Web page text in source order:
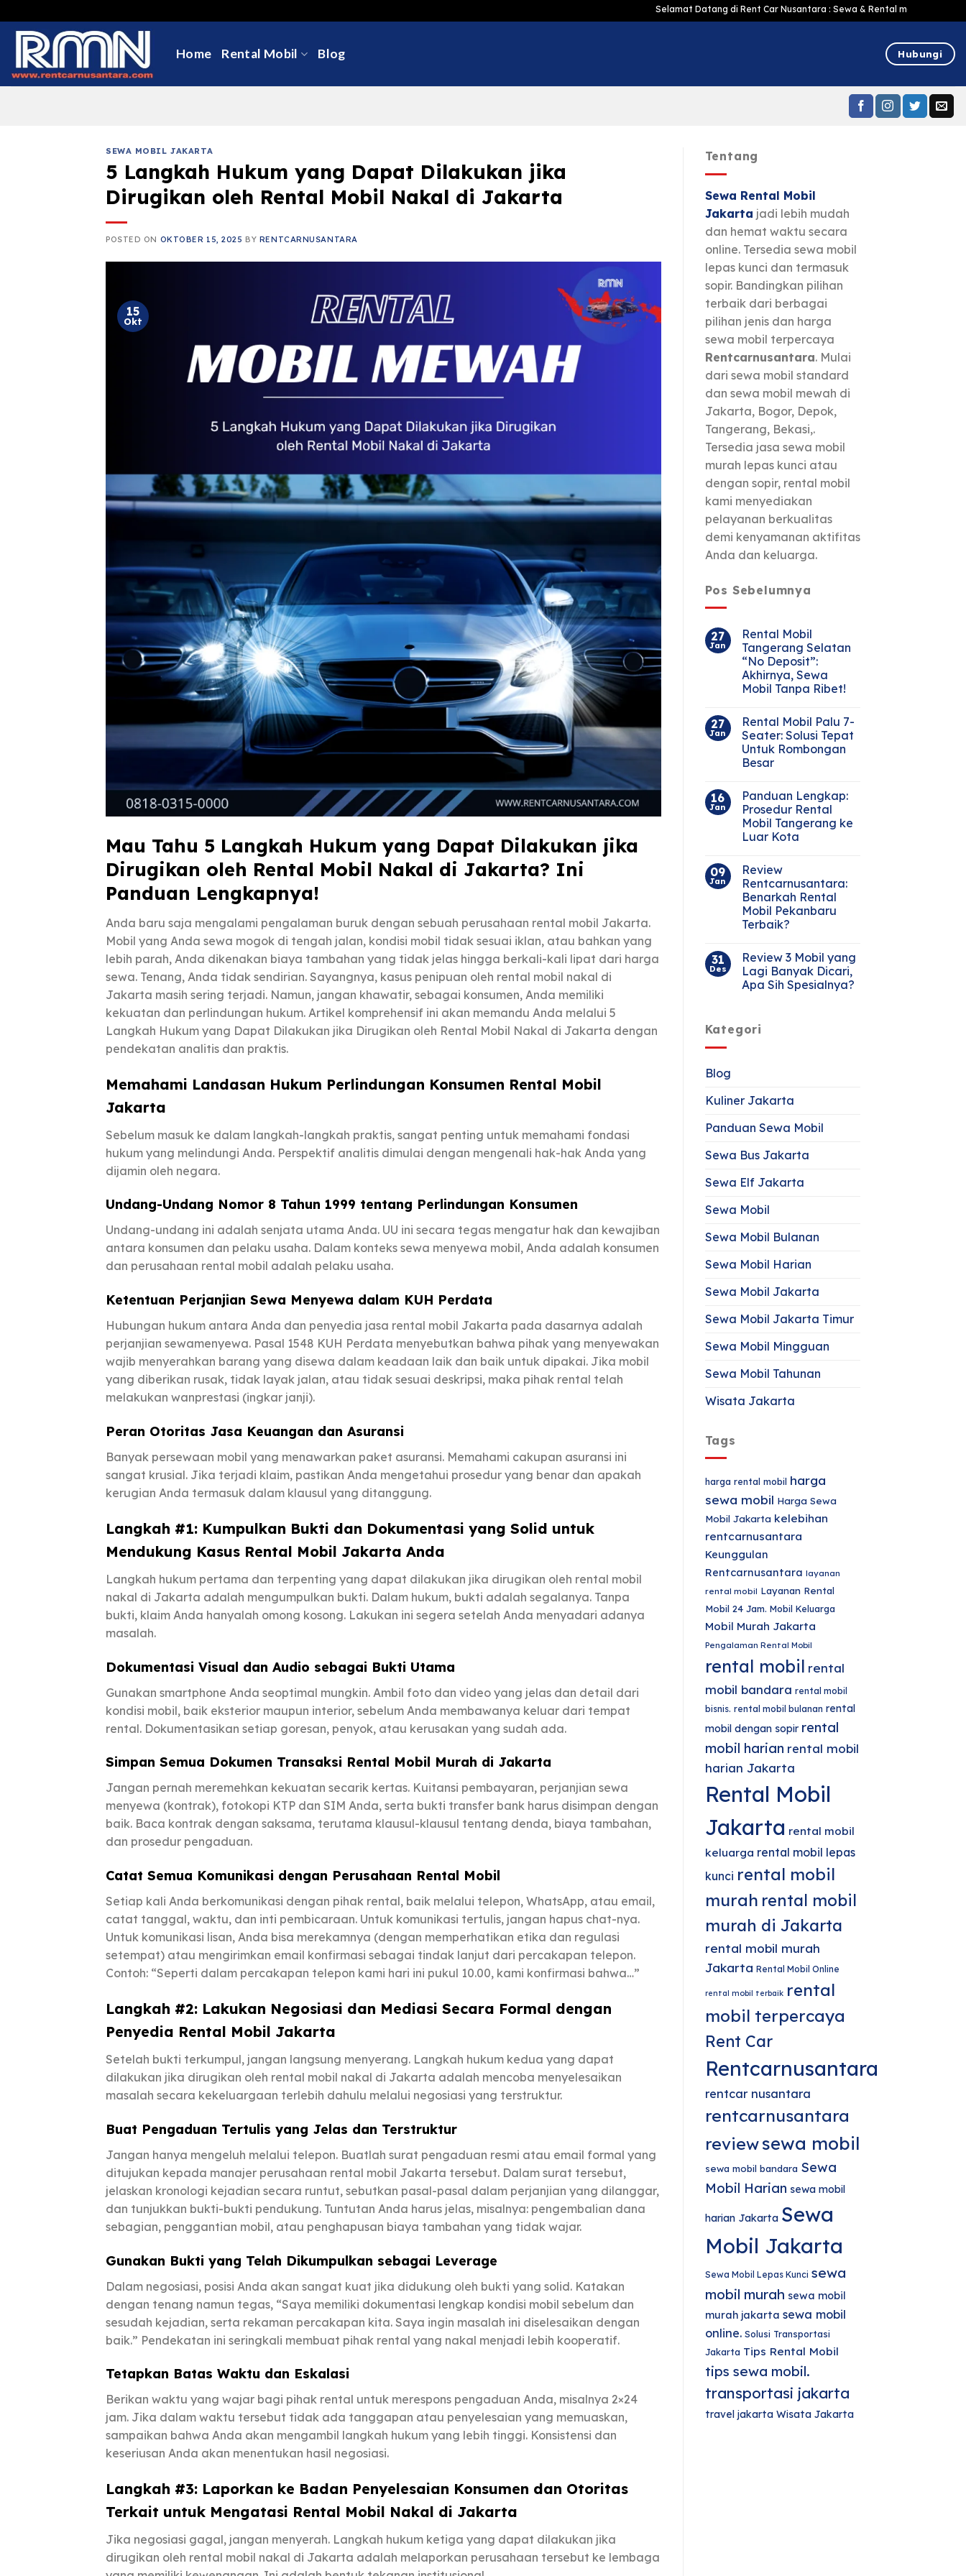
to
content
Selamat Datang di Rent Car Nusantara : Sewa & Rental mobil Jakarta Murah
Home Rental Mobil Blog Hubungi
SEWA MOBIL JAKARTA
5 Langkah Hukum yang Dapat Dilakukan jika
Dirugikan oleh Rental Mobil Nakal di Jakarta
POSTED ON OKTOBER 15, 2025 BY RENTCARNUSANTARA
15
Okt
Mau Tahu 5 Langkah Hukum yang Dapat Dilakukan jika
Dirugikan oleh Rental Mobil Nakal di Jakarta? Ini
Panduan Lengkapnya!
Anda baru saja mengalami pengalaman buruk dengan sebuah perusahaan rental mobil Jakarta.
Mobil yang Anda sewa mogok di tengah jalan, kondisi mobil tidak sesuai iklan, atau bahkan yang
lebih parah, Anda dikenakan biaya tambahan yang tidak jelas hingga berkali-kali lipat dari harga
sewa. Tenang, Anda tidak sendirian. Sayangnya, kasus penipuan oleh rental mobil nakal di
Jakarta masih sering terjadi. Namun, jangan khawatir, sebagai konsumen, Anda memiliki
kekuatan dan perlindungan hukum. Artikel komprehensif ini akan memandu Anda melalui 5
Langkah Hukum yang Dapat Dilakukan jika Dirugikan oleh Rental Mobil Nakal di Jakarta dengan
pendekatan analitis dan praktis.
Memahami Landasan Hukum Perlindungan Konsumen Rental Mobil
Jakarta
Sebelum masuk ke dalam langkah-langkah praktis, sangat penting untuk memahami fondasi
hukum yang melindungi Anda. Perspektif analitis dimulai dengan mengenali hak-hak Anda yang
dijamin oleh negara.
Undang-Undang Nomor 8 Tahun 1999 tentang Perlindungan Konsumen
Undang-undang ini adalah senjata utama Anda. UU ini secara tegas mengatur hak dan kewajiban
antara konsumen dan pelaku usaha. Dalam konteks sewa menyewa mobil, Anda adalah konsumen
dan perusahaan rental mobil adalah pelaku usaha.
Ketentuan Perjanjian Sewa Menyewa dalam KUH Perdata
Hubungan hukum antara Anda dan penyedia jasa rental mobil Jakarta pada dasarnya adalah
perjanjian sewamenyewa. Pasal 1548 KUH Perdata menyebutkan bahwa pihak yang menyewakan
wajib menyerahkan barang yang disewa dalam keadaan laik dan baik untuk dipakai. Jika mobil
yang diberikan rusak, tidak layak jalan, atau tidak sesuai deskripsi, maka pihak rental telah
melakukan wanprestasi (ingkar janji).
Peran Otoritas Jasa Keuangan dan Asuransi
Banyak persewaan mobil yang menawarkan paket asuransi. Memahami cakupan asuransi ini
sangat krusial. Jika terjadi klaim, pastikan Anda mengetahui prosedur yang benar dan apakah
kerugian Anda termasuk dalam klausul yang ditanggung.
Langkah #1: Kumpulkan Bukti dan Dokumentasi yang Solid untuk
Mendukung Kasus Rental Mobil Jakarta Anda
Langkah hukum pertama dan terpenting yang dapat dilakukan jika dirugikan oleh rental mobil
nakal di Jakarta adalah mengumpulkan bukti. Dalam hukum, bukti adalah segalanya. Tanpa
bukti, klaim Anda hanyalah omong kosong. Lakukan ini segera setelah Anda menyadari adanya
masalah.
Dokumentasi Visual dan Audio sebagai Bukti Utama
Gunakan smartphone Anda seoptimal mungkin. Ambil foto dan video yang jelas dan detail dari
kondisi mobil, baik eksterior maupun interior, sebelum Anda membawanya keluar dari tempat
rental. Dokumentasikan setiap goresan, penyok, atau kerusakan yang sudah ada.
Simpan Semua Dokumen Transaksi Rental Mobil Murah di Jakarta
Jangan pernah meremehkan kekuatan secarik kertas. Kuitansi pembayaran, perjanjian sewa
menyewa (kontrak), fotokopi KTP dan SIM Anda, serta bukti transfer bank harus disimpan dengan
baik. Baca kontrak dengan saksama, terutama klausul-klausul tentang denda, biaya tambahan,
dan prosedur pengaduan.
Catat Semua Komunikasi dengan Perusahaan Rental Mobil
Setiap kali Anda berkomunikasi dengan pihak rental, baik melalui telepon, WhatsApp, atau email,
catat tanggal, waktu, dan inti pembicaraan. Untuk komunikasi tertulis, jangan hapus chat-nya.
Untuk komunikasi lisan, Anda bisa merekamnya (dengan memperhatikan etika dan regulasi
setempat) atau mengirimkan email konfirmasi sebagai tindak lanjut dari percakapan telepon.
Contoh: “Seperti dalam percakapan telepon kami hari ini pukul 10.00, kami konfirmasi bahwa…”
Langkah #2: Lakukan Negosiasi dan Mediasi Secara Formal dengan
Penyedia Rental Mobil Jakarta
Setelah bukti terkumpul, jangan langsung menyerang. Langkah hukum kedua yang dapat
dilakukan jika dirugikan oleh rental mobil nakal di Jakarta adalah mencoba menyelesaikan
masalah secara kekeluargaan terlebih dahulu melalui negosiasi yang terstruktur.
Buat Pengaduan Tertulis yang Jelas dan Terstruktur
Jangan hanya mengeluh melalui telepon. Buatlah surat pengaduan resmi atau email formal yang
ditujukan kepada manajer perusahaan rental mobil Jakarta tersebut. Dalam surat tersebut,
jelaskan kronologi kejadian secara runtut, sebutkan pasal-pasal dalam perjanjian yang dilanggar,
dan tunjukkan bukti-bukti pendukung. Tuntutan Anda harus jelas, misalnya: pengembalian dana
sebagian, penggantian mobil, atau penghapusan biaya tambahan yang tidak wajar.
Gunakan Bukti yang Telah Dikumpulkan sebagai Leverage
Dalam negosiasi, posisi Anda akan sangat kuat jika didukung oleh bukti yang solid. Katakan
dengan tenang namun tegas, “Saya memiliki dokumentasi lengkap kondisi mobil sebelum dan
sesudah kejadian, serta rekaman percakapan kita. Saya ingin masalah ini diselesaikan dengan
baik.” Pendekatan ini seringkali membuat pihak rental yang nakal menjadi lebih kooperatif.
Tetapkan Batas Waktu dan Eskalasi
Berikan waktu yang wajar bagi pihak rental untuk merespons pengaduan Anda, misalnya 2×24
jam. Jika dalam waktu tersebut tidak ada tanggapan atau penyelesaian yang memuaskan,
sampaikan bahwa Anda akan mengambil langkah hukum yang lebih tinggi. Konsistensi dan
keseriusan Anda akan menentukan hasil negosiasi.
Langkah #3: Laporkan ke Badan Penyelesaian Konsumen dan Otoritas
Terkait untuk Mengatasi Rental Mobil Nakal di Jakarta
Jika negosiasi gagal, jangan menyerah. Langkah hukum ketiga yang dapat dilakukan jika
dirugikan oleh rental mobil nakal di Jakarta adalah melaporkan perusahaan tersebut ke lembaga
Tentang
Sewa Rental Mobil
Jakarta jadi lebih mudah
dan hemat waktu secara
online. Tersedia sewa mobil
lepas kunci dan termasuk
sopir. Bandingkan pilihan
terbaik dari berbagai
pilihan jenis dan harga
sewa mobil terpercaya
Rentcarnusantara. Mulai
dari sewa mobil standard
dan sewa mobil mewah di
Jakarta, Bogor, Depok,
Tangerang, Bekasi,.
Tersedia jasa sewa mobil
murah lepas kunci atau
dengan sopir, rental mobil
kami menyediakan
pelayanan berkualitas
demi kenyamanan aktifitas
Anda dan keluarga.
Pos Sebelumnya
27
Jan
Rental Mobil
Tangerang Selatan
“No Deposit”:
Akhirnya, Sewa
Mobil Tanpa Ribet!
27
Jan
Rental Mobil Palu 7-
Seater: Solusi Tepat
Untuk Rombongan
Besar
16
Jan
Panduan Lengkap:
Prosedur Rental
Mobil Tangerang ke
Luar Kota
09
Jan
Review
Rentcarnusantara:
Benarkah Rental
Mobil Pekanbaru
Terbaik?
31
Des
Review 3 Mobil yang
Lagi Banyak Dicari,
Apa Sih Spesialnya?
Kategori
Blog
Kuliner Jakarta
Panduan Sewa Mobil
Sewa Bus Jakarta
Sewa Elf Jakarta
Sewa Mobil
Sewa Mobil Bulanan
Sewa Mobil Harian
Sewa Mobil Jakarta
Sewa Mobil Jakarta Timur
Sewa Mobil Mingguan
Sewa Mobil Tahunan
Wisata Jakarta
Tags
harga rental mobil harga
sewa mobil Harga Sewa
Mobil Jakarta kelebihan
rentcarnusantara
Keunggulan
Rentcarnusantara layanan
rental mobil Layanan Rental
Mobil 24 Jam. Mobil Keluarga
Mobil Murah Jakarta
Pengalaman Rental Mobil
rental mobil rental
mobil bandara rental mobil
bisnis. rental mobil bulanan rental
mobil dengan sopir rental
mobil harian rental mobil
harian Jakarta
Rental Mobil
Jakarta rental mobil
keluarga rental mobil lepas
kunci rental mobil
murah rental mobil
murah di Jakarta
rental mobil murah
Jakarta Rental Mobil Online
rental mobil terbaik rental
mobil terpercaya
Rent Car
Rentcarnusantara
rentcar nusantara
rentcarnusantara
reviewsewa mobil
sewa mobil bandara Sewa
Mobil Harian sewa mobil
harian Jakarta Sewa
Mobil Jakarta
Sewa Mobil Lepas Kunci sewa
mobil murah sewa mobil
murah jakarta sewa mobil
online. Solusi Transportasi
Jakarta Tips Rental Mobil
tips sewa mobil.
transportasi jakarta
travel jakarta Wisata Jakarta